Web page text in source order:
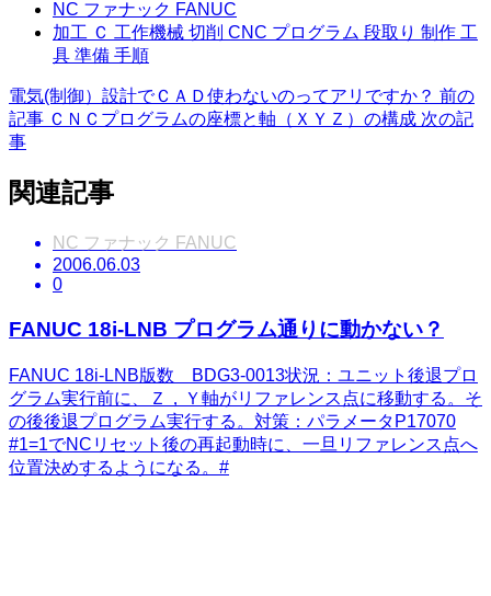
NC ファナック FANUC
加工 Ｃ 工作機械 切削 CNC プログラム 段取り 制作 工
具 準備 手順
電気(制御）設計でＣＡＤ使わないのってアリですか？ 前の
記事 ＣＮＣプログラムの座標と軸（ＸＹＺ）の構成 次の記
事
関連記事
NC ファナック FANUC
2006.06.03
0
FANUC 18i-LNB プログラム通りに動かない？
FANUC 18i-LNB版数 BDG3-0013状況：ユニット後退プロ
グラム実行前に、Ｚ，Ｙ軸がリファレンス点に移動する。そ
の後後退プログラム実行する。対策：パラメータP17070
#1=1でNCリセット後の再起動時に、一旦リファレンス点へ
位置決めするようになる。#